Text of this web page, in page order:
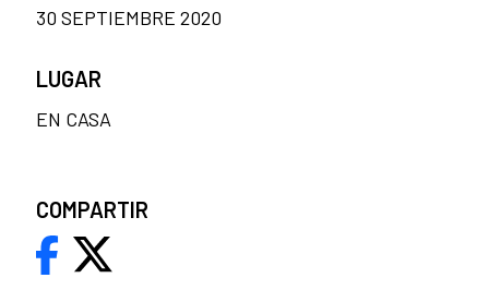
30 SEPTIEMBRE 2020
LUGAR
EN CASA
COMPARTIR